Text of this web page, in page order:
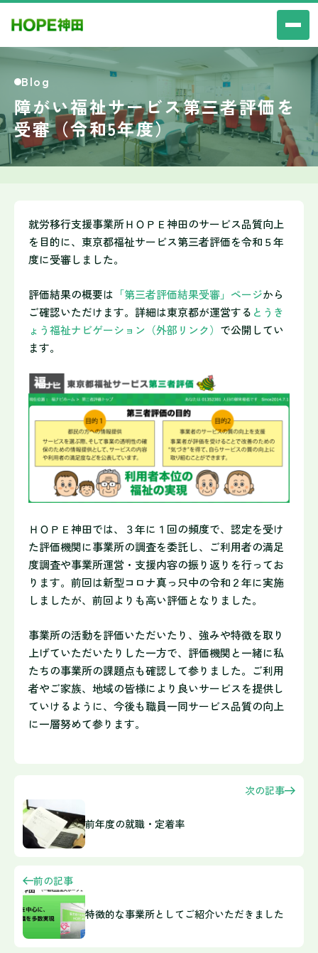
Blog
障がい福祉サービス第三者評価を
受審（令和5年度）
就労移行支援事業所ＨＯＰＥ神田のサービス品質向上
を目的に、東京都福祉サービス第三者評価を令和５年
度に受審しました。
評価結果の概要は 「第三者評価結果受審」ページから
ご確認いただけます。詳細は東京都が運営する とうき
ょう福祉ナビゲーション（外部リンク） で公開してい
ます。
ＨＯＰＥ神田では、３年に１回の頻度で、認定を受け
た評価機関に事業所の調査を委託し、ご利用者の満足
度調査や事業所運営・支援内容の振り返りを行ってお
ります。前回は新型コロナ真っ只中の令和２年に実施
しましたが、前回よりも高い評価となりました。
事業所の活動を評価いただいたり、強みや特徴を取り
上げていただいたりした一方で、評価機関と一緒に私
たちの事業所の課題点も確認して参りました。ご利用
者やご家族、地域の皆様により良いサービスを提供し
ていけるように、今後も職員一同サービス品質の向上
に一層努めて参ります。
次の記事
前年度の就職・定着率
前の記事
特徴的な事業所としてご紹介いただきました